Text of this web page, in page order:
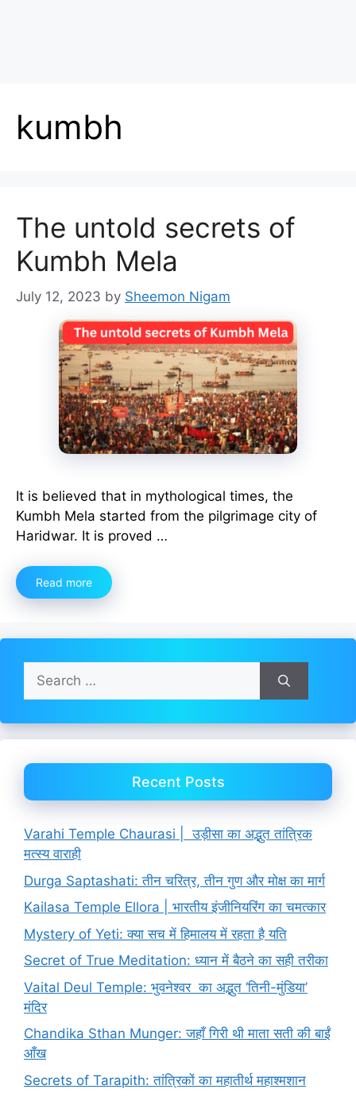
kumbh
The untold secrets of
Kumbh Mela
July 12, 2023 by Sheemon Nigam
It is believed that in mythological times, the
Kumbh Mela started from the pilgrimage city of
Haridwar. It is proved …
Read more
Search
for:
Recent Posts
Varahi Temple Chaurasi | उड़ीसा का अद्भुत तांत्रिक
मत्स्य वाराही
Durga Saptashati: तीन चरित्र, तीन गुण और मोक्ष का मार्ग
Kailasa Temple Ellora | भारतीय इंजीनियरिंग का चमत्कार
Mystery of Yeti: क्या सच में हिमालय में रहता है यति
Secret of True Meditation: ध्यान में बैठने का सही तरीका
Vaital Deul Temple: भुवनेश्वर का अद्भुत ‘तिनी-मुंडिया’
मंदिर
Chandika Sthan Munger: जहाँ गिरी थी माता सती की बाईं
आँख
Secrets of Tarapith: तांत्रिकों का महातीर्थ महाश्मशान